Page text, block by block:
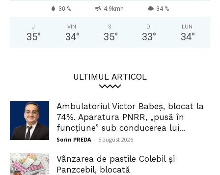
30 % 4.9kmh 34 %
J
35°
VIN
34°
S
35°
D
33°
LUN
34°
ULTIMUL ARTICOL
Ambulatoriul Victor Babeș, blocat la
74%. Aparatura PNRR, „pusă în
funcțiune” sub conducerea lui...
Sorin PREDA - 5 august 2026
Vânzarea de pastile Colebil și
Panzcebil, blocată